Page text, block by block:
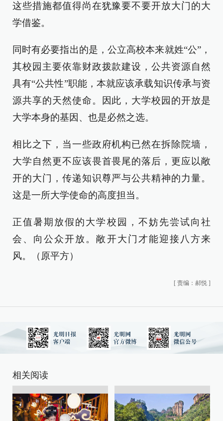
这些措施都值得尚在犹豫要不要开放大门的大
学借鉴。
同时有必要指出的是，公立高校本来就姓“公”，
其校园主要依靠财政拨款建设，公共资源自然
具有“公共性”职能，本就应该承载知识传承与资
源共享的天然使命。因此，大学校园的开放是
大学本身的基因、也是必然之选。
相比之下，当一些政府机构已然在拆除院墙，
大学自然更不应该畏首畏尾的落后，更应以敞
开的大门，传递知识尊严与公共精神的力量。
这是一所大学使命的高度担当。
正值暑期放假的大学校园，不妨先尝试向社
会、向公众开放。敞开大门才能迎接八方来
风。（原平方）
[ 责编：郝悦 ]
相关阅读